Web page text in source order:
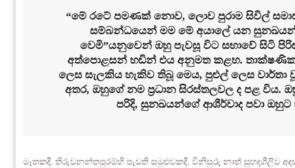
“මේ රටේ පමණක් නොව, ලොව පුරාම සිවිල්
සම්බන්ධයෙන් මම මේ අයාලේ යන
වෙමි”යනුවෙන් ඔහු පැවසූ විට සභාවේ සිටි
අත්පොළසන් හඬින් එය අනුමත කළහ.
ලෙස සැලකිය හැකිව තිබූ මෙය, පුළුල් ලෙස
අතර, ඔහුගේ නම ප්‍රධාන සිරස්තලවල ද පළ විය.
පරිදි, සුනඛයන්ගේ ආශීර්වාද පවා ඔහුට
මෑතකදී, තිරුවනන්තපුරම්හි පැවති සමුළුවකදී, විනිසුරු නාත් සුහදශීලීව